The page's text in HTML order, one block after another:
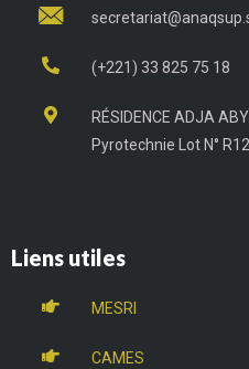
(+221) 33 825 75 18
RÉSIDENCE ADJA
Pyrotechnie Lot N°
Liens utiles
MESRI
CAMES